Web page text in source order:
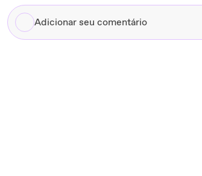
Adicionar
seu